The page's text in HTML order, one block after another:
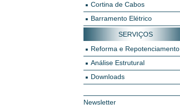
Cortina de Cabos
Barramento Elétrico
SERVIÇOS
Reforma e Repotenciamento
Análise Estrutural
Downloads
Newsletter